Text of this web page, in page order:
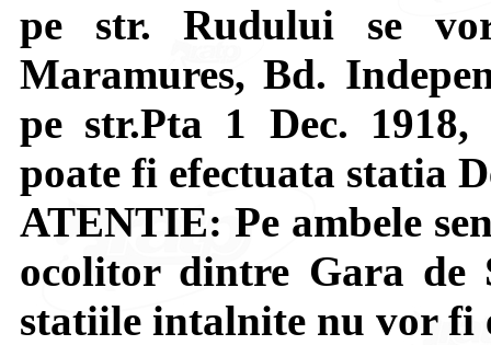
pe str. Rudului se
Maramures, Bd.
pe str.Pta 1 Dec.
poate fi efectuata statia
ATENTIE: Pe ambele
ocolitor dintre Gara de
statiile intalnite nu vor fi